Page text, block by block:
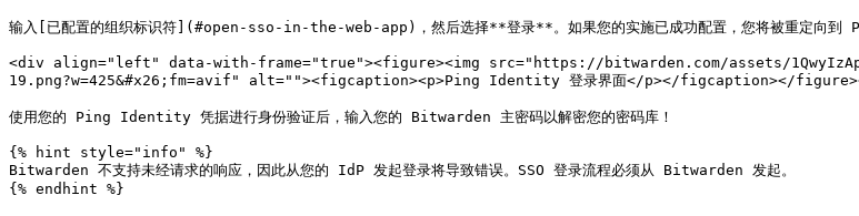
输入[已配置的组织标识符](#open-sso-in-the-web-app)，然后选择**登录**。如果您的实施已成功配置，您将被重定向
<div align="left" data-with-frame="true"><figure><img src="https://bitwarden.com/assets/
19.png?w=425&#x26;fm=avif" alt=""><figcaption><p>Ping Identity 登录界面</p></figcaption></
使用您的 Ping Identity 凭据进行身份验证后，输入您的 Bitwarden 主密码以解密您的密码库！
{% hint style="info" %}
Bitwarden 不支持未经请求的响应，因此从您的 IdP 发起登录将导致错误。SSO 登录流程必须从 Bitwarden 发起。
{% endhint %}